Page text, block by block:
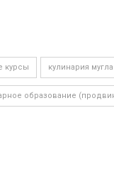
курсы кулинария мугла
образование